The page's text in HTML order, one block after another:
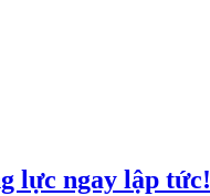
lực ngay lập tức!